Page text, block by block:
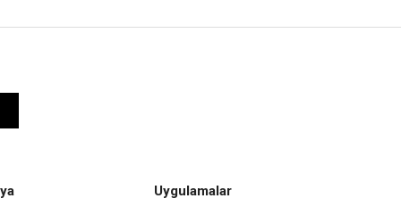
Uygulamalar